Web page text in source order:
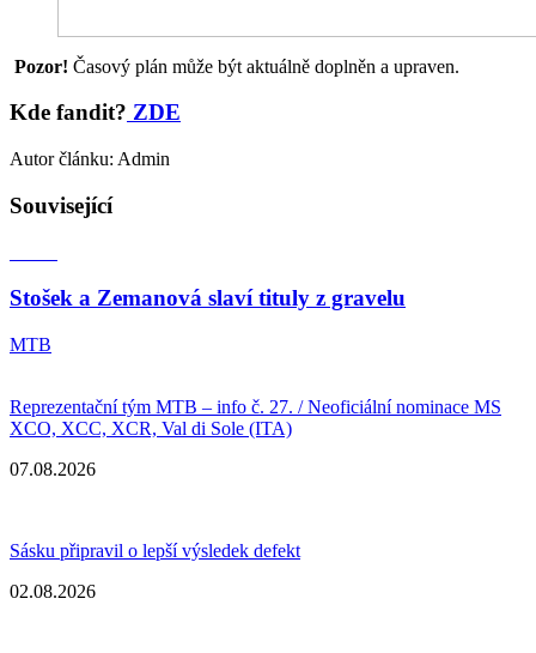
Pozor! Časový plán může být aktuálně doplněn a upraven.
Kde fandit? ZDE
Autor článku: Admin
Související
Stošek a Zemanová slaví tituly z gravelu
MTB
Reprezentační tým MTB – info č. 27. / Neoficiální nominace MS
XCO, XCC, XCR, Val di Sole (ITA)
07.08.2026
Sásku připravil o lepší výsledek defekt
02.08.2026